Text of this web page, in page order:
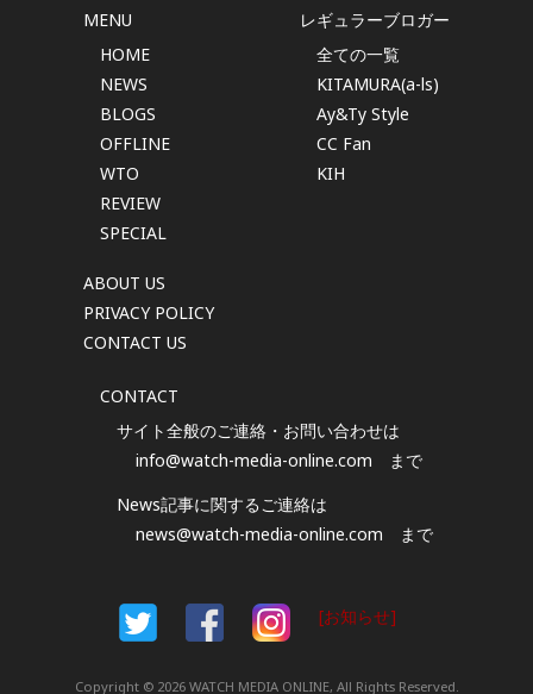
MENU
HOME
NEWS
BLOGS
OFFLINE
WTO
REVIEW
SPECIAL
ABOUT US
PRIVACY POLICY
CONTACT US
レギュラーブロガー
全ての一覧
KITAMURA(a-ls)
Ay&Ty Style
CC Fan
KIH
CONTACT
サイト全般のご連絡・お問い合わせは
info@watch-media-online.com まで
News記事に関するご連絡は
news@watch-media-online.com まで
[お知らせ]
Copyright © 2026 WATCH MEDIA ONLINE, All Rights Reserved.